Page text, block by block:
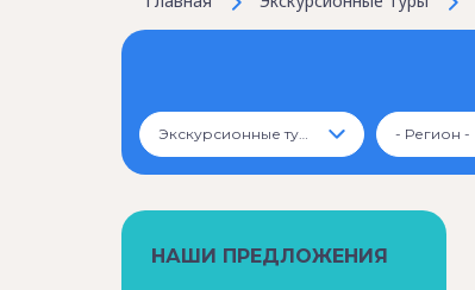
Экскурсионные туры - Регион -
НАШИ ПРЕДЛОЖЕНИЯ